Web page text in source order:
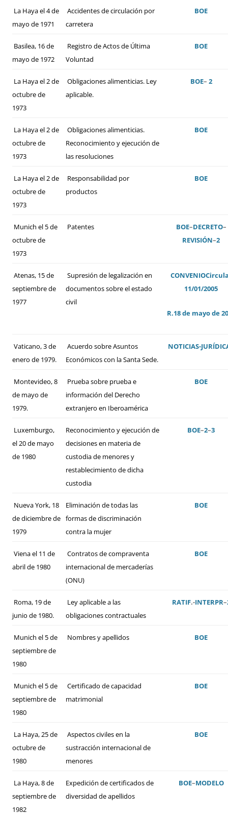
La Haya el 4 de
mayo de 1971
Accidentes de circulación por
carretera
BOE
Basilea, 16 de
mayo de 1972
Registro de Actos de Última
Voluntad
BOE
La Haya el 2 de
octubre de
1973
Obligaciones alimenticias. Ley
aplicable.
BOE– 2
La Haya el 2 de
octubre de
1973
Obligaciones alimenticias.
Reconocimiento y ejecución de
las resoluciones
BOE
La Haya el 2 de
octubre de
1973
Responsabilidad por
productos
BOE
Munich el 5 de
octubre de
1973
Patentes BOE–DECRETO–
REVISIÓN–2
Atenas, 15 de
septiembre de
1977
Supresión de legalización en
documentos sobre el estado
civil
CONVENIO
11/01/2005
R.18 de mayo de
Vaticano, 3 de
enero de 1979.
Acuerdo sobre Asuntos
Económicos con la Santa Sede.
NOTICIAS-
Montevideo, 8
de mayo de
1979.
Prueba sobre prueba e
información del Derecho
extranjero en Iberoamérica
BOE
Luxemburgo,
el 20 de mayo
de 1980
Reconocimiento y ejecución de
decisiones en materia de
custodia de menores y
restablecimiento de dicha
custodia
BOE–2–3
Nueva York, 18
de diciembre de
1979
Eliminación de todas las
formas de discriminación
contra la mujer
BOE
Viena el 11 de
abril de 1980
Contratos de compraventa
internacional de mercaderías
(ONU)
BOE
Roma, 19 de
junio de 1980.
Ley aplicable a las
obligaciones contractuales
RATIF.-INTERPR–
Munich el 5 de
septiembre de
1980
Nombres y apellidos BOE
Munich el 5 de
septiembre de
1980
Certificado de capacidad
matrimonial
BOE
La Haya, 25 de
octubre de
1980
Aspectos civiles en la
sustracción internacional de
menores
BOE
La Haya, 8 de
septiembre de
1982
Expedición de certificados de
diversidad de apellidos
BOE–MODELO